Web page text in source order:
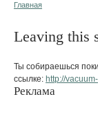
Главная
Leaving this
Ты собираешься
ссылке: http://
Реклама